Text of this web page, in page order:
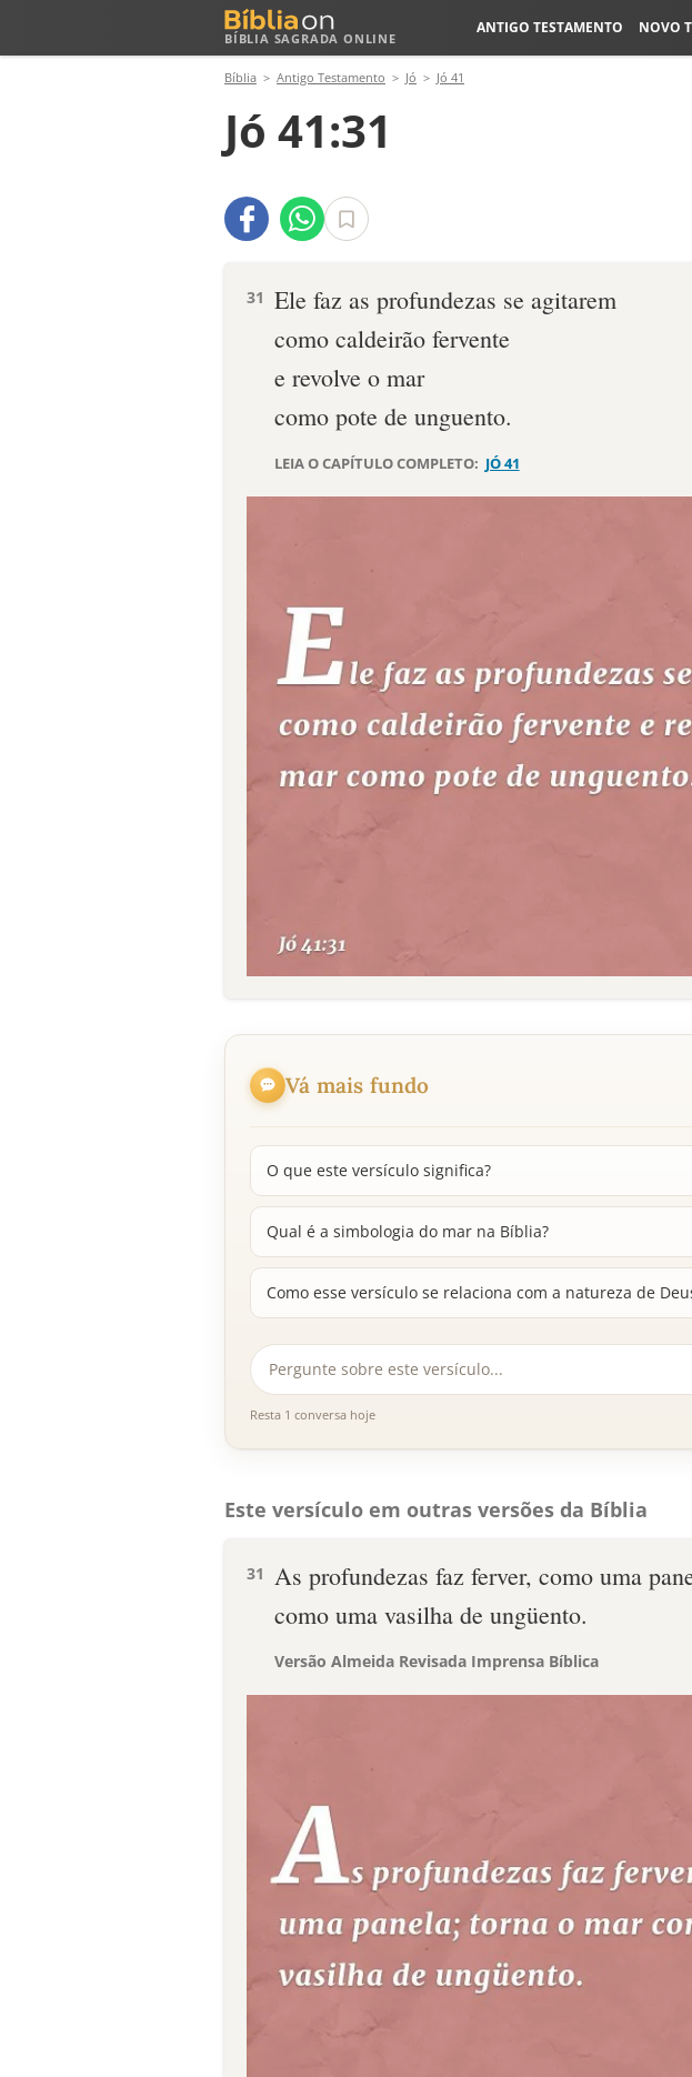
BÍBLIA SAGRADA ONLINE
ANTIGO TESTAMENTO NOVO
Bíblia Antigo Testamento Jó Jó 41
Jó 41:31
31 Ele faz as profundezas se agitarem
como caldeirão fervente
e revolve o mar
como pote de unguento.
LEIA O CAPÍTULO COMPLETO: JÓ 41
Vá mais fundo
O que este versículo significa?
Qual é a simbologia do mar na Bíblia?
Como esse versículo se relaciona com a natureza de
Resta 1 conversa hoje
Este versículo em outras versões da Bíblia
31 As profundezas faz ferver, como uma
como uma vasilha de ungüento.
Versão Almeida Revisada Imprensa Bíblica